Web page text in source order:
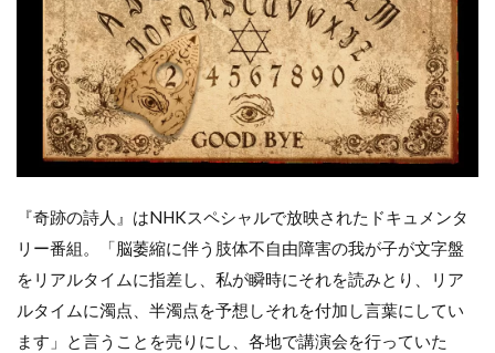
『奇跡の詩人』はNHKスペシャルで放映されたドキュメンタ
リー番組。「脳萎縮に伴う肢体不自由障害の我が子が文字盤
をリアルタイムに指差し、私が瞬時にそれを読みとり、リア
ルタイムに濁点、半濁点を予想しそれを付加し言葉にしてい
ます」と言うことを売りにし、各地で講演会を行っていた